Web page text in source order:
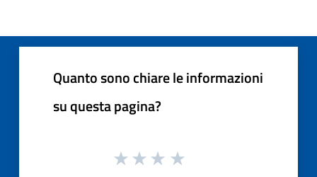
Quanto sono chiare le informazioni
su questa pagina?